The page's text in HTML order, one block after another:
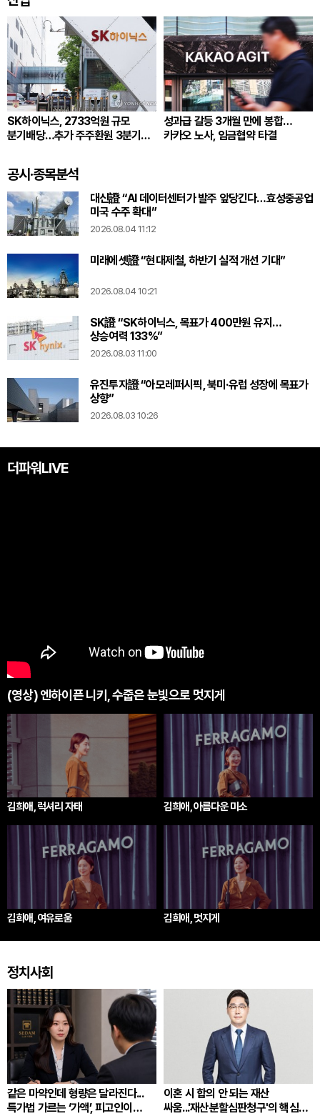
SK하이닉스, 2733억원 규모
분기배당…추가 주주환원 3분기
성과급 갈등 3개월 만에 봉합…
카카오 노사, 임금협약 타결
공시·종목분석
대신證 “AI 데이터센터가 발주 앞당긴다…효성중공업
미국 수주 확대”
2026.08.04 11:12
미래에셋證 “현대제철, 하반기 실적 개선 기대”
2026.08.04 10:21
SK證 “SK하이닉스, 목표가 400만원 유지…
상승여력 133%”
2026.08.03 11:00
유진투자證 “아모레퍼시픽, 북미·유럽 성장에 목표가
상향”
2026.08.03 10:26
더파워LIVE
(영상) 엔하이픈 니키, 수줍은 눈빛으로 멋지게
김희애, 럭셔리 자태 김희애, 아름다운 미소
김희애, 여유로움 김희애, 멋지게
정치사회
같은 마약인데 형량은 달라진다...
특가법 가르는 ‘가액’, 피고인이
이혼 시 합의 안 되는 재산
싸움...'재산분할심판청구'의 핵심